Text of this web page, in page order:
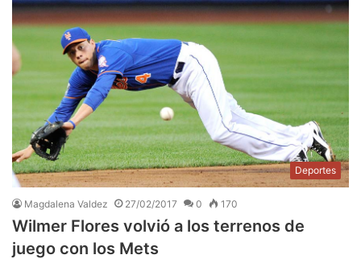
Deportes
Magdalena Valdez 27/02/2017 0 170
Wilmer Flores volvió a los terrenos de
juego con los Mets